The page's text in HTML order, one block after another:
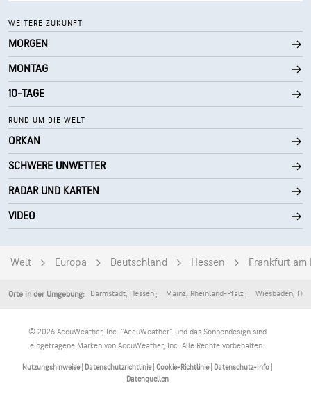
AccuLumen Brightness Index™ 0 (Dunkel)
Bewölkung 13 %
Sichtweite 10 mi
Wolkendecke 30000 ft
WEITERE ZUKUNFT
MORGEN
MONTAG
10-TAGE
RUND UM DIE WELT
ORKAN
SCHWERE UNWETTER
RADAR UND KARTEN
VIDEO
Welt Europa Deutschland Hessen Frankfurt am
Orte in der Umgebung: Darmstadt, Hessen Mainz, Rheinland-Pfalz Wiesbaden,
© 2026 AccuWeather, Inc. "AccuWeather" und das Sonnendesign sind
eingetragene Marken von AccuWeather, Inc. Alle Rechte vorbehalten.
Nutzungshinweise Datenschutzrichtlinie Cookie-Richtlinie Datenschutz-Info|
Datenquellen